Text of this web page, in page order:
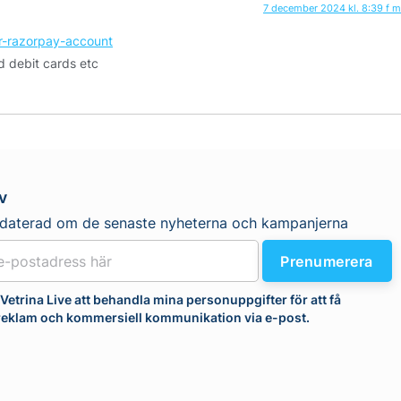
7 december 2024 kl. 8:39 f m
razorpay-account
debit cards etc
om de senaste nyheterna och kampanjerna
Live att behandla mina personuppgifter för att få
och kommersiell kommunikation via e-post.
Prenumerera